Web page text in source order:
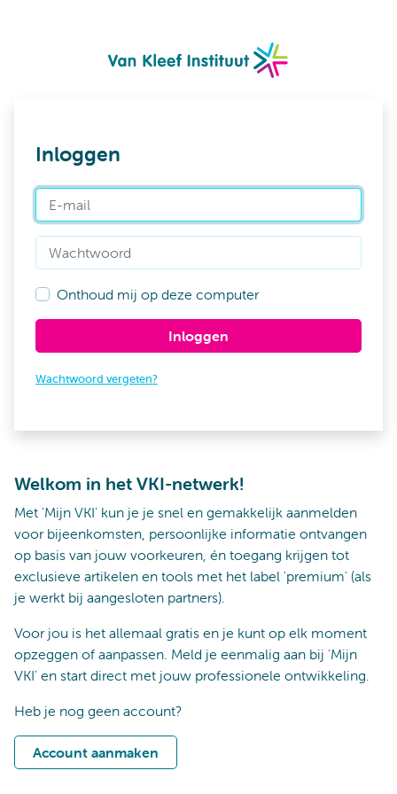
Inloggen
E-mail
Wachtwoord
Onthoud mij op deze computer
Inloggen
Wachtwoord vergeten?
Welkom in het VKI-netwerk!
Met 'Mijn VKI' kun je je snel en gemakkelijk aanmelden
voor bijeenkomsten, persoonlijke informatie ontvangen
op basis van jouw voorkeuren, én toegang krijgen tot
exclusieve artikelen en tools met het label 'premium' (als
je werkt bij aangesloten partners).
Voor jou is het allemaal gratis en je kunt op elk moment
opzeggen of aanpassen. Meld je eenmalig aan bij 'Mijn
VKI' en start direct met jouw professionele ontwikkeling.
Heb je nog geen account?
Account aanmaken